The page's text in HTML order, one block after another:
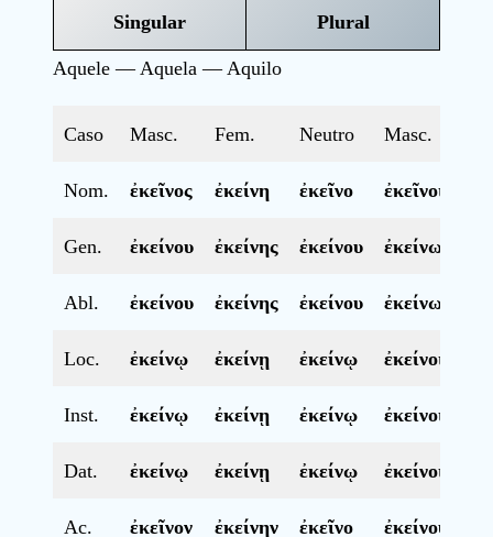
Singular Plural
Aquele — Aquela — Aquilo
Caso Masc. Fem. Neutro Masc.
Nom. ἐκεῖνος ἐκείνη ἐκεῖνο ἐκεῖνοι
Gen. ἐκείνου ἐκείνης ἐκείνου ἐκείνων
Abl. ἐκείνου ἐκείνης ἐκείνου ἐκείνων
Loc. ἐκείνῳ ἐκείνῃ ἐκείνῳ ἐκείνοις
Inst. ἐκείνῳ ἐκείνῃ ἐκείνῳ ἐκείνοις
Dat. ἐκείνῳ ἐκείνῃ ἐκείνῳ ἐκείνοις
Ac. ἐκεῖνον ἐκείνην ἐκεῖνο ἐκείνους